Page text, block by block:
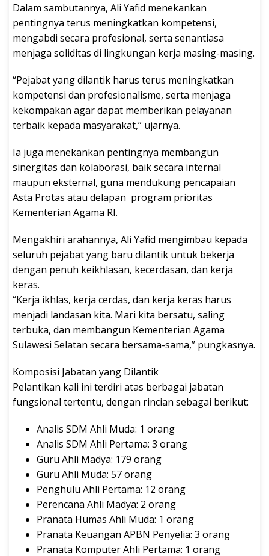
Dalam sambutannya, Ali Yafid menekankan
pentingnya terus meningkatkan kompetensi,
mengabdi secara profesional, serta senantiasa
menjaga soliditas di lingkungan kerja masing-masing.
“Pejabat yang dilantik harus terus meningkatkan
kompetensi dan profesionalisme, serta menjaga
kekompakan agar dapat memberikan pelayanan
terbaik kepada masyarakat,” ujarnya.
Ia juga menekankan pentingnya membangun
sinergitas dan kolaborasi, baik secara internal
maupun eksternal, guna mendukung pencapaian
Asta Protas atau delapan program prioritas
Kementerian Agama RI.
Mengakhiri arahannya, Ali Yafid mengimbau kepada
seluruh pejabat yang baru dilantik untuk bekerja
dengan penuh keikhlasan, kecerdasan, dan kerja
keras.
“Kerja ikhlas, kerja cerdas, dan kerja keras harus
menjadi landasan kita. Mari kita bersatu, saling
terbuka, dan membangun Kementerian Agama
Sulawesi Selatan secara bersama-sama,” pungkasnya.
Komposisi Jabatan yang Dilantik
Pelantikan kali ini terdiri atas berbagai jabatan
fungsional tertentu, dengan rincian sebagai berikut:
Analis SDM Ahli Muda: 1 orang
Analis SDM Ahli Pertama: 3 orang
Guru Ahli Madya: 179 orang
Guru Ahli Muda: 57 orang
Penghulu Ahli Pertama: 12 orang
Perencana Ahli Madya: 2 orang
Pranata Humas Ahli Muda: 1 orang
Pranata Keuangan APBN Penyelia: 3 orang
Pranata Komputer Ahli Pertama: 1 orang